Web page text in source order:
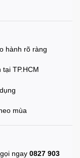
hành rõ ràng
TP.HCM
mùa
ngay 0827 903